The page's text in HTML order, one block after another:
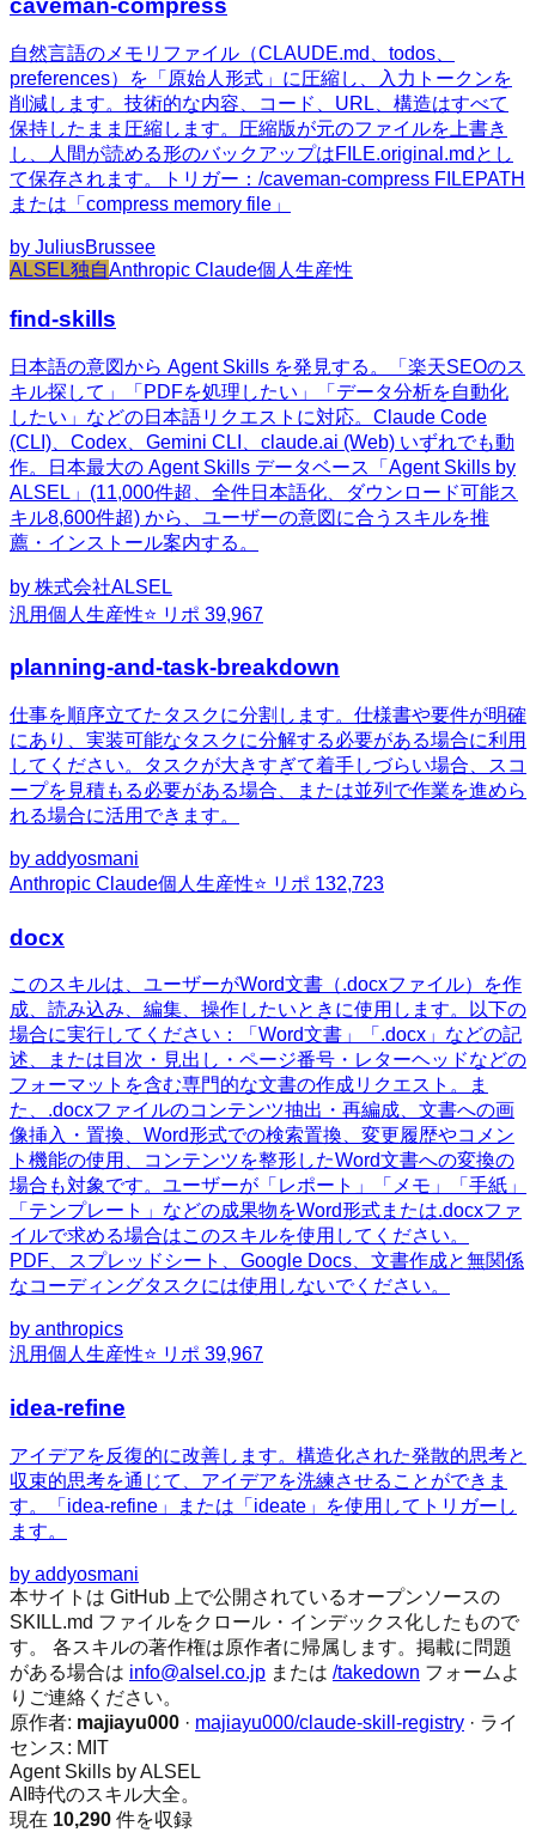
caveman-compress
自然言語のメモリファイル（CLAUDE.md、todos、
preferences）を「原始人形式」に圧縮し、入力トークンを
削減します。技術的な内容、コード、URL、構造はすべて
保持したまま圧縮します。圧縮版が元のファイルを上書き
し、人間が読める形のバックアップはFILE.original.mdとし
て保存されます。トリガー：/caveman-compress FILEPATH
または「compress memory file」
by JuliusBrussee
ALSEL独自Anthropic Claude個人生産性
find-skills
日本語の意図から Agent Skills を発見する。「楽天SEOのス
キル探して」「PDFを処理したい」「データ分析を自動化
したい」などの日本語リクエストに対応。Claude Code
(CLI)、Codex、Gemini CLI、claude.ai (Web) いずれでも動
作。日本最大の Agent Skills データベース「Agent Skills by
ALSEL」(11,000件超、全件日本語化、ダウンロード可能ス
キル8,600件超) から、ユーザーの意図に合うスキルを推
薦・インストール案内する。
by 株式会社ALSEL
汎用個人生産性⭐ リポ 39,967
planning-and-task-breakdown
仕事を順序立てたタスクに分割します。仕様書や要件が明確
にあり、実装可能なタスクに分解する必要がある場合に利用
してください。タスクが大きすぎて着手しづらい場合、スコ
ープを見積もる必要がある場合、または並列で作業を進めら
れる場合に活用できます。
by addyosmani
Anthropic Claude個人生産性⭐ リポ 132,723
docx
このスキルは、ユーザーがWord文書（.docxファイル）を作
成、読み込み、編集、操作したいときに使用します。以下の
場合に実行してください：「Word文書」「.docx」などの記
述、または目次・見出し・ページ番号・レターヘッドなどの
フォーマットを含む専門的な文書の作成リクエスト。ま
た、.docxファイルのコンテンツ抽出・再編成、文書への画
像挿入・置換、Word形式での検索置換、変更履歴やコメン
ト機能の使用、コンテンツを整形したWord文書への変換の
場合も対象です。ユーザーが「レポート」「メモ」「手紙」
「テンプレート」などの成果物をWord形式または.docxファ
イルで求める場合はこのスキルを使用してください。
PDF、スプレッドシート、Google Docs、文書作成と無関係
なコーディングタスクには使用しないでください。
by anthropics
汎用個人生産性⭐ リポ 39,967
idea-refine
アイデアを反復的に改善します。構造化された発散的思考と
収束的思考を通じて、アイデアを洗練させることができま
す。「idea-refine」または「ideate」を使用してトリガーし
ます。
by addyosmani
本サイトは GitHub 上で公開されているオープンソースの
SKILL.md ファイルをクロール・インデックス化したもので
す。 各スキルの著作権は原作者に帰属します。掲載に問題
がある場合は info@alsel.co.jp または /takedown フォームよ
りご連絡ください。
原作者: majiayu000 · majiayu000/claude-skill-registry · ライ
センス: MIT
Agent Skills by ALSEL
AI時代のスキル大全。
現在 10,290 件を収録